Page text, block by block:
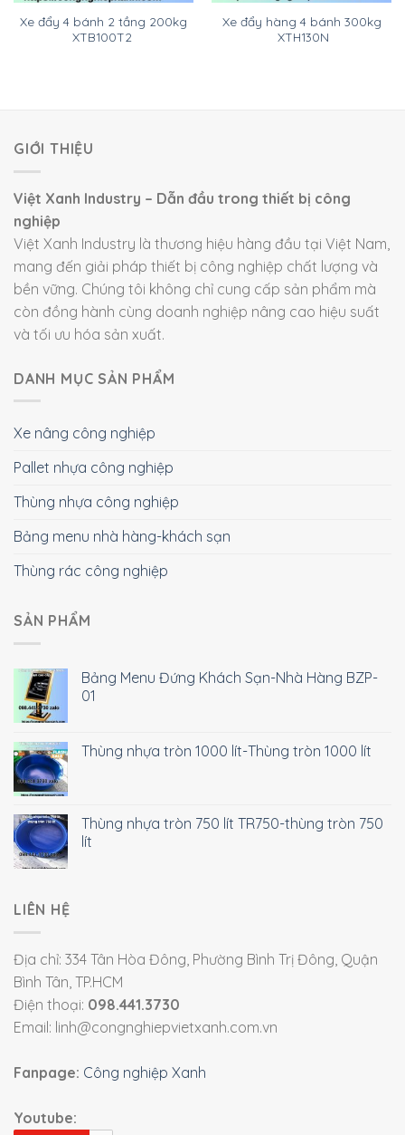
Xe đẩy 4 bánh 2 tầng 200kg
XTB100T2
Xe đẩy hàng 4 bánh 300kg
XTH130N
GIỚI THIỆU
Việt Xanh Industry – Dẫn đầu trong thiết bị công
nghiệp
Việt Xanh Industry là thương hiệu hàng đầu tại Việt Nam,
mang đến giải pháp thiết bị công nghiệp chất lượng và
bền vững. Chúng tôi không chỉ cung cấp sản phẩm mà
còn đồng hành cùng doanh nghiệp nâng cao hiệu suất
và tối ưu hóa sản xuất.
DANH MỤC SẢN PHẨM
Xe nâng công nghiệp
Pallet nhựa công nghiệp
Thùng nhựa công nghiệp
Bảng menu nhà hàng-khách sạn
Thùng rác công nghiệp
SẢN PHẨM
Bảng Menu Đứng Khách Sạn-Nhà Hàng BZP-
01
Thùng nhựa tròn 1000 lít-Thùng tròn 1000 lít
Thùng nhựa tròn 750 lít TR750-thùng tròn 750
lít
LIÊN HỆ
Địa chỉ: 334 Tân Hòa Đông, Phường Bình Trị Đông, Quận
Bình Tân, TP.HCM
Điện thoại: 098.441.3730
Email: linh@congnghiepvietxanh.com.vn
Fanpage: Công nghiệp Xanh
Youtube: